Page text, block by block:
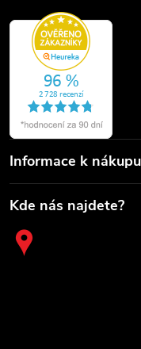
Informace k nákupu
Kde nás najdete?